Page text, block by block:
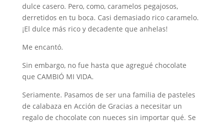
dulce casero. Pero, como, caramelos pegajosos,
derretidos en tu boca. Casi demasiado rico caramelo.
¡El dulce más rico y decadente que anhelas!
Me encantó.
Sin embargo, no fue hasta que agregué chocolate
que CAMBIÓ MI VIDA.
Seriamente. Pasamos de ser una familia de pasteles
de calabaza en Acción de Gracias a necesitar un
regalo de chocolate con nueces sin importar qué. Se